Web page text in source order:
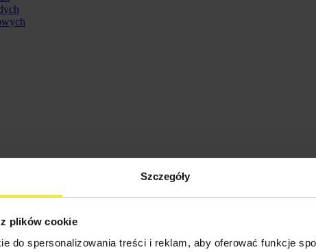
Szczegóły
plików cookie
do spersonalizowania treści i reklam, aby oferować funkcje